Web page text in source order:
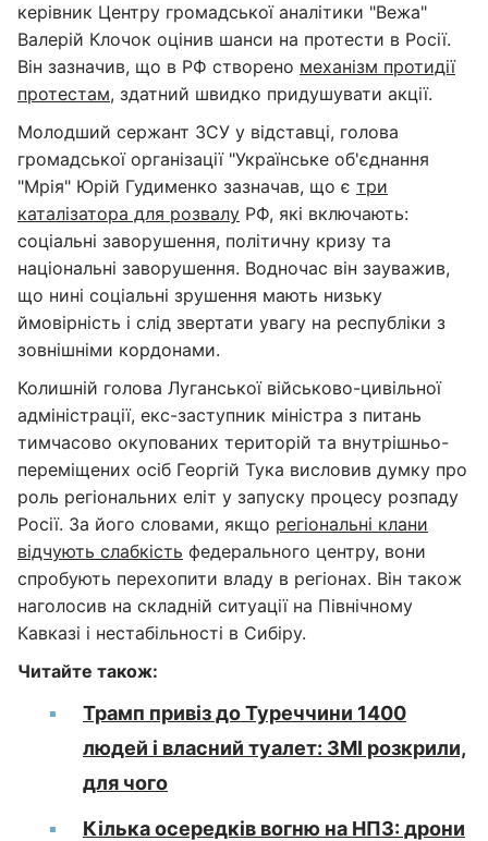
керівник Центру громадської аналітики "Вежа"
Валерій Клочок оцінив шанси на протести в Росії.
Він зазначив, що в РФ створено механізм протидії
протестам, здатний швидко придушувати акції.
Молодший сержант ЗСУ у відставці, голова
громадської організації "Українське об'єднання
"Мрія" Юрій Гудименко зазначав, що є три
каталізатора для розвалу РФ, які включають:
соціальні заворушення, політичну кризу та
національні заворушення. Водночас він зауважив,
що нині соціальні зрушення мають низьку
ймовірність і слід звертати увагу на республіки з
зовнішніми кордонами.
Колишній голова Луганської військово-цивільної
адміністрації, екс-заступник міністра з питань
тимчасово окупованих територій та внутрішньо-
переміщених осіб Георгій Тука висловив думку про
роль регіональних еліт у запуску процесу розпаду
Росії. За його словами, якщо регіональні клани
відчують слабкість федерального центру, вони
спробують перехопити владу в регіонах. Він також
наголосив на складній ситуації на Північному
Кавказі і нестабільності в Сибіру.
Читайте також:
Трамп привіз до Туреччини 1400
людей і власний туалет: ЗМІ розкрили,
для чого
Кілька осередків вогню на НПЗ: дрони